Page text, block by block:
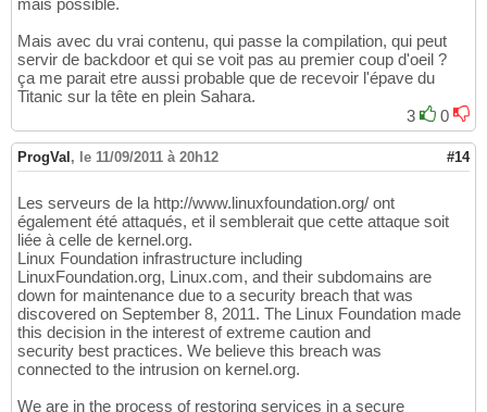
mais possible.
Mais avec du vrai contenu, qui passe la compilation, qui peut
servir de backdoor et qui se voit pas au premier coup d'oeil ?
ça me parait etre aussi probable que de recevoir l'épave du
Titanic sur la tête en plein Sahara.
3
0
ProgVal , le 11/09/2011 à 20h12 #14
Les serveurs de la http://www.linuxfoundation.org/ ont
également été attaqués, et il semblerait que cette attaque soit
liée à celle de kernel.org.
Linux Foundation infrastructure including
LinuxFoundation.org, Linux.com, and their subdomains are
down for maintenance due to a security breach that was
discovered on September 8, 2011. The Linux Foundation made
this decision in the interest of extreme caution and
security best practices. We believe this breach was
connected to the intrusion on kernel.org.
We are in the process of restoring services in a secure